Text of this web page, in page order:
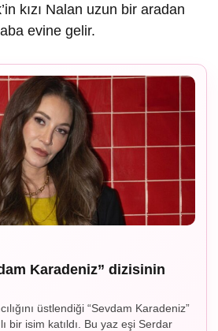
kızı Nalan uzun bir aradan
evine gelir.
Karadeniz” dizisinin
üstlendiği “Sevdam Karadeniz”
bir isim katıldı. Bu yaz eşi Serdar